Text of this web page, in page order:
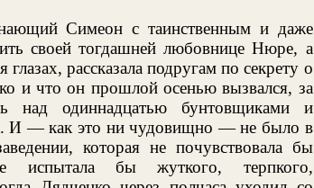
Симеон с таинственным и даже
своей тогдашней любовнице Нюре, а
рассказала подругам по секрету о
и что он прошлой осенью вызвался, за
над одиннадцатью бунтовщиками и
И — как это ни чудовищно — не было в
которая не почувствовала бы
бы жуткого, терпкого,